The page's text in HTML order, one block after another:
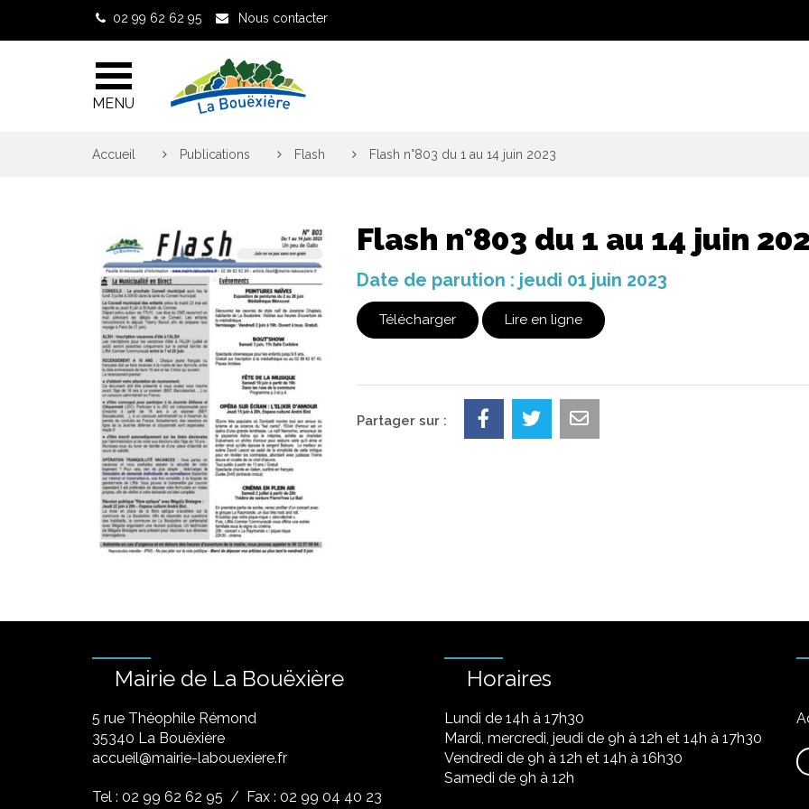
02 99 62 62 95 Nous contacter
MENU
Accueil Publications Flash Flash n°803 du 1 au 14 juin 2023
Flash n°803 du 1 au 14 juin
Date de parution : jeudi 01 juin 2023
Télécharger Lire en ligne
Partager sur :
Mairie de La Bouëxière
5 rue Théophile Rémond
​35340 La Bouëxière
accueil@mairie-labouexiere.fr
Tel : 02 99 62 62 95 / Fax : 02 99 04 40 23
Horaires
Lundi de 14h à 17h30
Mardi, mercredi, jeudi de 9h à 12h et 14h à 17h30
Vendredi de 9h à 12h et 14h à 16h30
Samedi de 9h à 12h